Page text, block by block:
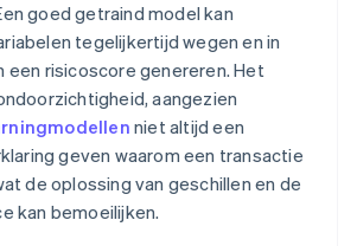
goed getraind model kan
tegelijkertijd wegen en in
een risicoscore genereren. Het
aangezien
niet altijd een
geven waarom een transactie
de oplossing van geschillen en de
kan bemoeilijken.